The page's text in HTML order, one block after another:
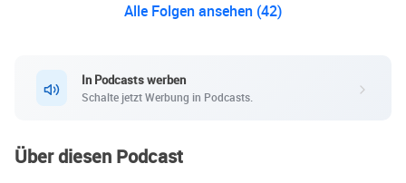
Alle Folgen ansehen (42)
In Podcasts werben
Schalte jetzt Werbung in Podcasts.
Über diesen Podcast